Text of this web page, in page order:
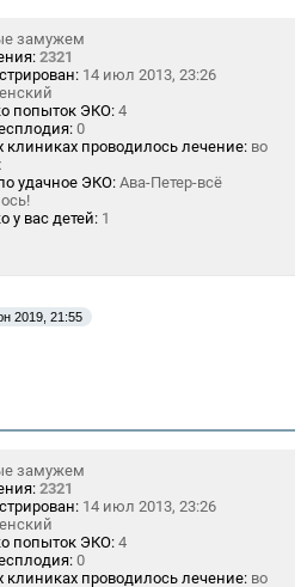
замужем
2321
14 июл 2013, 23:26
попыток ЭКО: 4
0
клиниках проводилось лечение: во
удачное ЭКО: Ава-Петер-всё
у вас детей: 1
2019, 21:55
замужем
2321
14 июл 2013, 23:26
попыток ЭКО: 4
0
клиниках проводилось лечение: во